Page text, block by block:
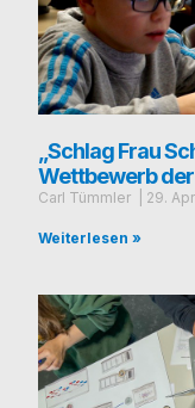
„Schlag Frau
Wettbewerb der
Carl Tümmler 29.
Weiterlesen »